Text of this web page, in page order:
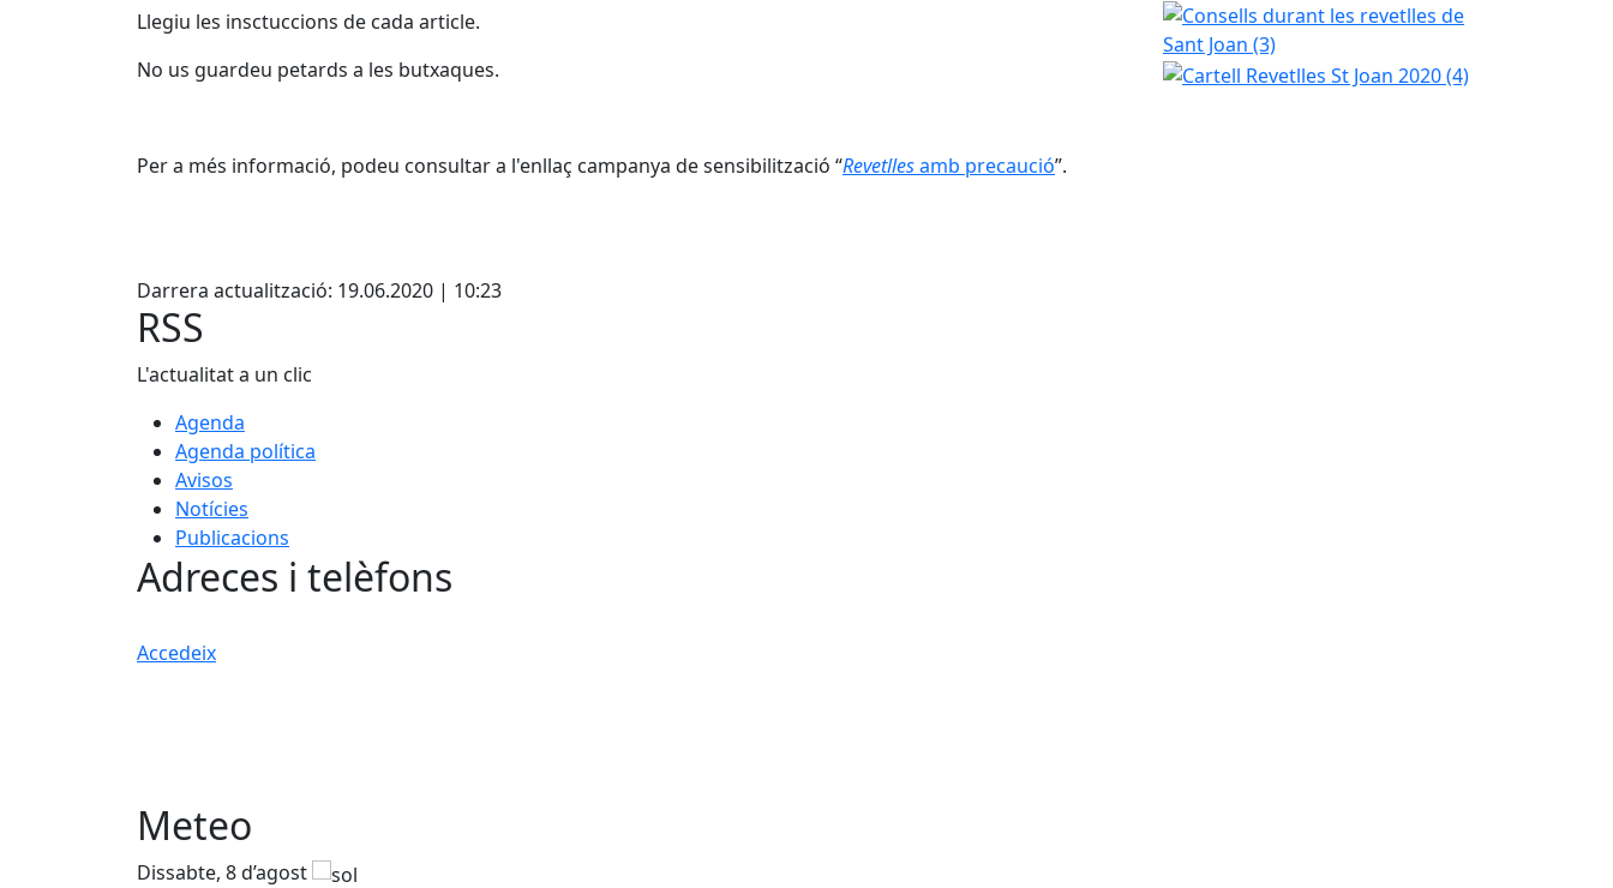
Llegiu les insctuccions de cada article.
No us guardeu petards a les butxaques.
Per a més informació, podeu consultar a l'enllaç campanya de sensibilització “Revetllesamb precaució”.
Darrera actualització: 19.06.2020 | 10:23
Consells durant les revetlles de Sant Joan (3)
Cartell Revetlles St Joan 2020 (4)
RSS
L'actualitat a un clic
Agenda
Agenda política
Avisos
Notícies
Publicacions
Adreces i telèfons
Accedeix
Meteo
Dissabte, 8 d’agost